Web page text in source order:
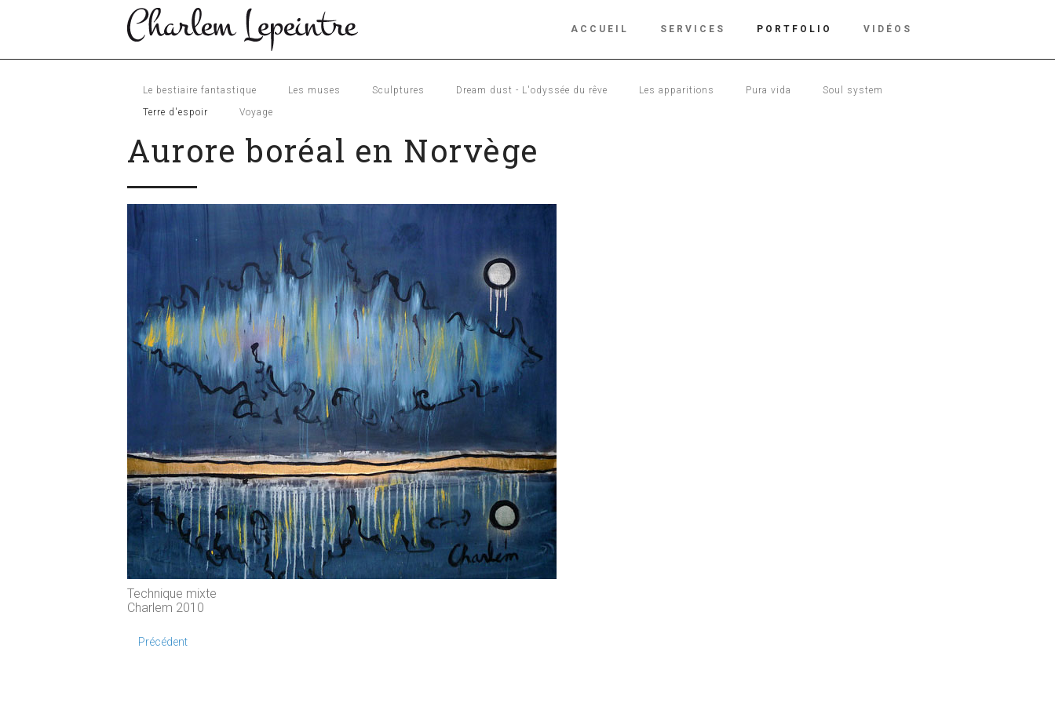
ACCUEIL SERVICES PORTFOLIO VIDÉOS
Le bestiaire fantastique Les muses Sculptures Dream dust - L'odyssée du rêve Les apparitions Pura vida
Soul system
Terre d'espoir
Voyage
Aurore boréal en Norvège
Technique mixte
Charlem 2010
Précédent